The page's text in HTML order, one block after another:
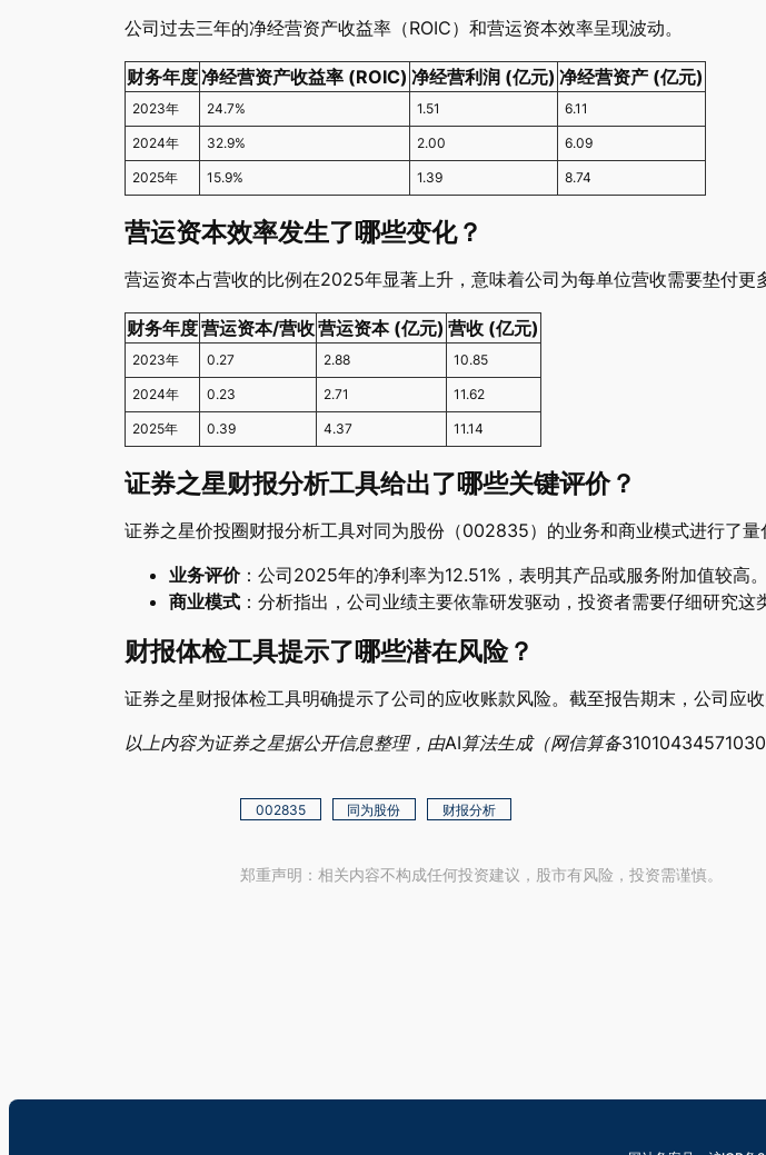
公司过去三年的净经营资产收益率（ROIC）和营运资本效率呈现波动。
财务年度净经营资产收益率 (ROIC) 净经营利润 (亿元) 净经营资产 (亿元)
2023年 24.7% 1.51 6.11
2024年 32.9% 2.00 6.09
2025年 15.9% 1.39 8.74
营运资本效率发生了哪些变化？
营运资本占营收的比例在2025年显著上升，意味着公司为每单位营收需要垫付更
财务年度营运资本/营收营运资本 (亿元) 营收 (亿元)
2023年 0.27 2.88 10.85
2024年 0.23 2.71 11.62
2025年 0.39 4.37 11.14
证券之星财报分析工具给出了哪些关键评价？
证券之星价投圈财报分析工具对同为股份（002835）的业务和商业模式进行了量
业务评价：公司2025年的净利率为12.51%，表明其产品或服务附加值较高
商业模式 ：分析指出，公司业绩主要依靠研发驱动，投资者需要仔细研究这
财报体检工具提示了哪些潜在风险？
证券之星财报体检工具明确提示了公司的应收账款风险。截至报告期末，公司应
以上内容为证券之星据公开信息整理，由AI算法生成（网信算备
002835 同为股份 财报分析
郑重声明：相关内容不构成任何投资建议，股市有风险，投资需谨慎。